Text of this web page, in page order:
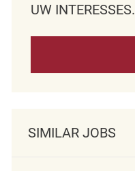
UW INTERESSES.
SIMILAR JOBS